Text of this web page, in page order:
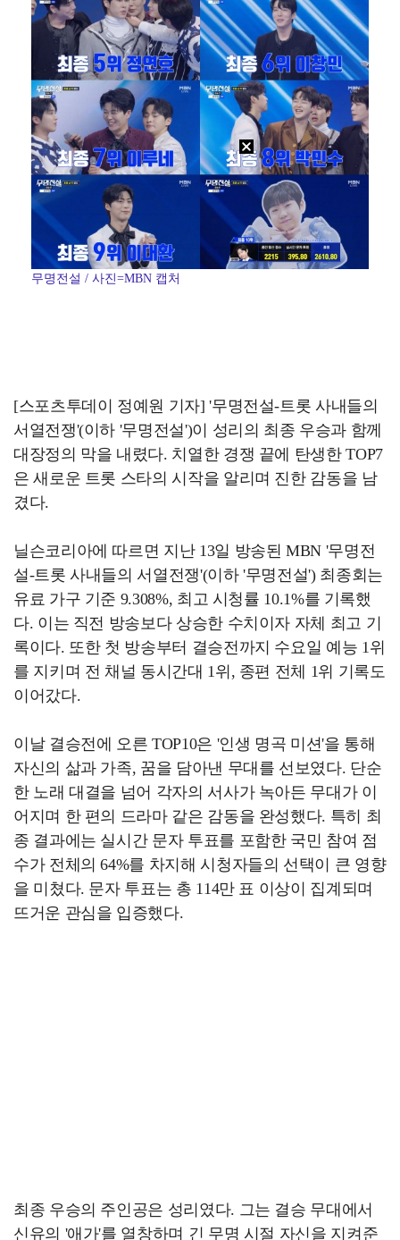
무명전설 / 사진=MBN 캡처
[스포츠투데이 정예원 기자] '무명전설-트롯 사내들의
서열전쟁'(이하 '무명전설')이 성리의 최종 우승과 함께
대장정의 막을 내렸다. 치열한 경쟁 끝에 탄생한 TOP7
은 새로운 트롯 스타의 시작을 알리며 진한 감동을 남
겼다.
닐슨코리아에 따르면 지난 13일 방송된 MBN '무명전
설-트롯 사내들의 서열전쟁'(이하 '무명전설') 최종회는
유료 가구 기준 9.308%, 최고 시청률 10.1%를 기록했
다. 이는 직전 방송보다 상승한 수치이자 자체 최고 기
록이다. 또한 첫 방송부터 결승전까지 수요일 예능 1위
를 지키며 전 채널 동시간대 1위, 종편 전체 1위 기록도
이어갔다.
이날 결승전에 오른 TOP10은 '인생 명곡 미션'을 통해
자신의 삶과 가족, 꿈을 담아낸 무대를 선보였다. 단순
한 노래 대결을 넘어 각자의 서사가 녹아든 무대가 이
어지며 한 편의 드라마 같은 감동을 완성했다. 특히 최
종 결과에는 실시간 문자 투표를 포함한 국민 참여 점
수가 전체의 64%를 차지해 시청자들의 선택이 큰 영향
을 미쳤다. 문자 투표는 총 114만 표 이상이 집계되며
뜨거운 관심을 입증했다.
최종 우승의 주인공은 성리였다. 그는 결승 무대에서
신유의 '애가'를 열창하며 긴 무명 시절 자신을 지켜준